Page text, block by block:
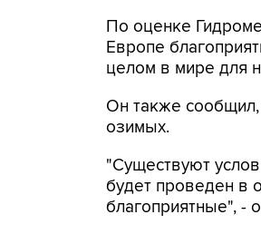
По оценке
Европе
целом в мире для
Он также сообщил,
озимых.
"Существуют
будет проведен в
благоприятные", -